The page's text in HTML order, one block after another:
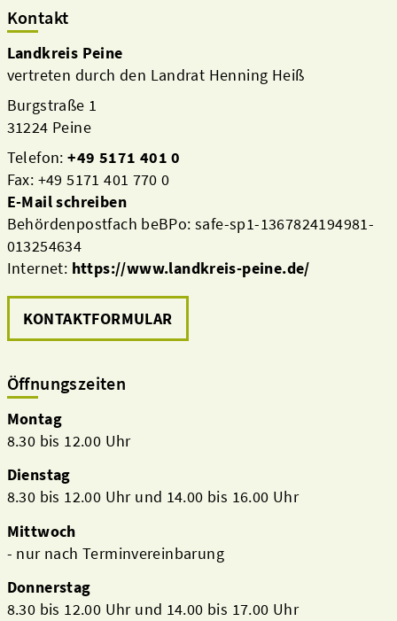
Kontakt
Landkreis Peine
vertreten durch den Landrat Henning Heiß
Burgstraße 1
31224 Peine
Telefon:+49 5171 401 0
Fax: +49 5171 401 770 0
E-Mail schreiben
Behördenpostfach beBPo: safe-sp1-1367824194981-
013254634
Internet: https://www.landkreis-peine.de/
KONTAKTFORMULAR
Öffnungszeiten
Montag
8.30 bis 12.00 Uhr
Dienstag
8.30 bis 12.00 Uhr und 14.00 bis 16.00 Uhr
Mittwoch
- nur nach Terminvereinbarung
Donnerstag
8.30 bis 12.00 Uhr und 14.00 bis 17.00 Uhr